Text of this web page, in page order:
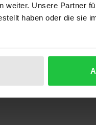
weiter. Unsere Partner
haben oder die sie